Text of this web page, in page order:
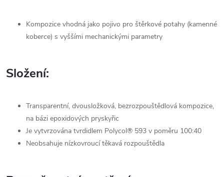
Kompozice vhodná jako pojivo pro štěrkové potahy (kamenné
koberce) s vyššími mechanickými parametry
Složení:
Transparentní, dvousložková, bezrozpouštědlová kompozice,
na bázi epoxidových pryskyřic
Je vytvrzována tvrdidlem Polycol® 593 v poměru 100:40
Neobsahuje nízkovroucí těkavá rozpouštědla